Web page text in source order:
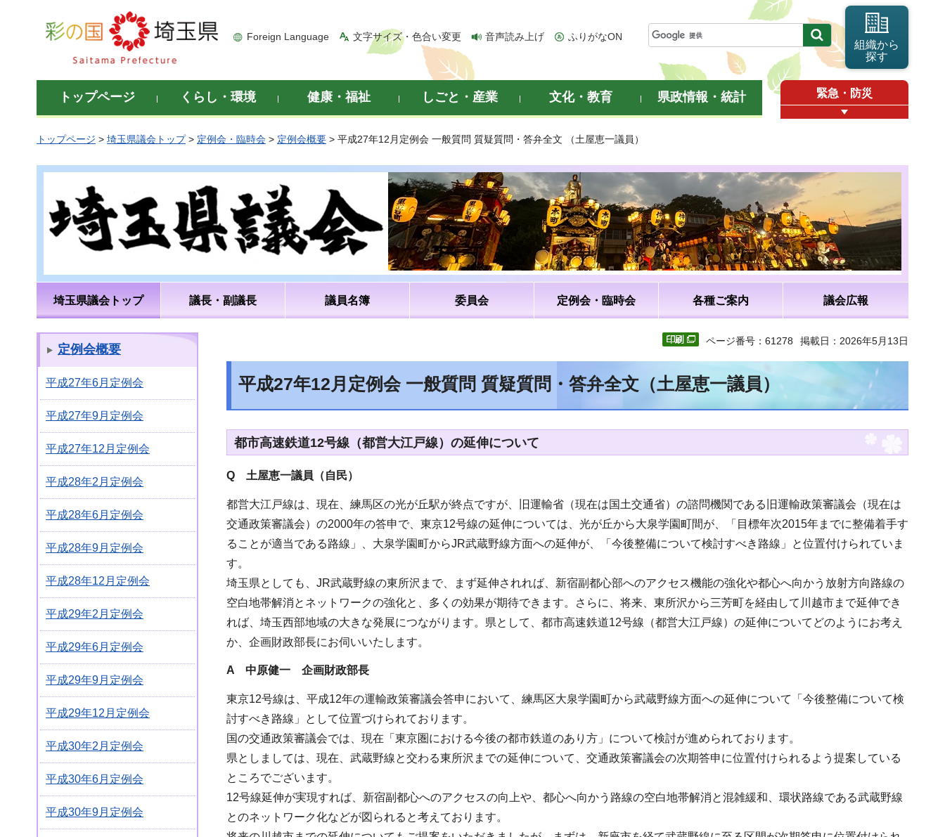
彩の国 埼玉県
Foreign Language 文字サイズ・色合い変更 音声読み上げ ふりがなON
組織から
探す
トップページ くらし・環境 健康・福祉 しごと・産業 文化・教育 県政情報・統計 緊急・防災
トップページ > 埼玉県議会トップ> 定例会・臨時会 > 定例会概要 > 平成27年12月定例会 一般質問 質疑質問・答弁全文 （土屋恵一議員）
埼玉県議会トップ 議長・副議長 議員名簿 委員会 定例会・臨時会 各種ご案内 議会広報
定例会概要
平成27年6月定例会
平成27年9月定例会
平成27年12月定例会
平成28年2月定例会
平成28年6月定例会
平成28年9月定例会
平成28年12月定例会
平成29年2月定例会
平成29年6月定例会
平成29年9月定例会
平成29年12月定例会
平成30年2月定例会
平成30年6月定例会
平成30年9月定例会
ページ番号：61278 掲載日：2026年5月13日
平成27年12月定例会 一般質問 質疑質問・答弁全文（土屋恵一議員）
都市高速鉄道12号線（都営大江戸線）の延伸について
Q 土屋恵一議員（自民）
都営大江戸線は、現在、練馬区の光が丘駅が終点ですが、旧運輸省（現在は国土交通省）の諮問機関である旧運輸政策審議会（現在は
交通政策審議会）の2000年の答申で、東京12号線の延伸については、光が丘から大泉学園町間が、「目標年次2015年までに整備着手す
ることが適当である路線」、大泉学園町からJR武蔵野線方面への延伸が、「今後整備について検討すべき路線」と位置付けられていま
す。
埼玉県としても、JR武蔵野線の東所沢まで、まず延伸されれば、新宿副都心部へのアクセス機能の強化や都心へ向かう放射方向路線の
空白地帯解消とネットワークの強化と、多くの効果が期待できます。さらに、将来、東所沢から三芳町を経由して川越市まで延伸でき
れば、埼玉西部地域の大きな発展につながります。県として、都市高速鉄道12号線（都営大江戸線）の延伸についてどのようにお考え
か、企画財政部長にお伺いいたします。
A 中原健一 企画財政部長
東京12号線は、平成12年の運輸政策審議会答申において、練馬区大泉学園町から武蔵野線方面への延伸について「今後整備について検
討すべき路線」として位置づけられております。
国の交通政策審議会では、現在「東京圏における今後の都市鉄道のあり方」について検討が進められております。
県としましては、現在、武蔵野線と交わる東所沢までの延伸について、交通政策審議会の次期答申に位置付けられるよう提案している
ところでございます。
12号線延伸が実現すれば、新宿副都心へのアクセスの向上や、都心へ向かう路線の空白地帯解消と混雑緩和、環状路線である武蔵野線
とのネットワーク化などが図られると考えております。